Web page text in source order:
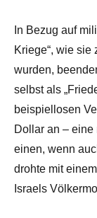
In Bezug auf
Kriege“, wie sie
wurden,
selbst als
beispiellosen
Dollar an – eine
einen, wenn
drohte mit
Israels